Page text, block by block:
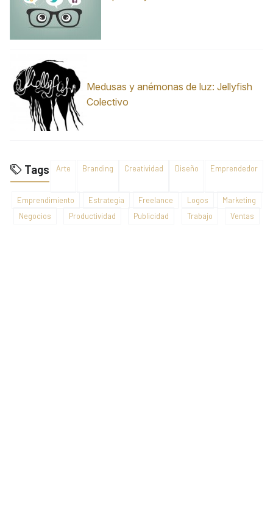
Medusas y anémonas de luz: Jellyfish
Colectivo
Tags Arte Branding Creatividad Diseño Emprendedor
Emprendimiento Estrategia Freelance Logos
Marketing
Negocios
Productividad Publicidad Trabajo Ventas